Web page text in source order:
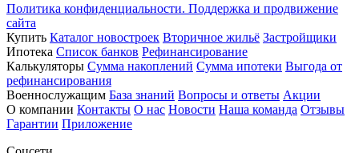
Политика конфиденциальности. Поддержка и продвижение
сайта
Купить Каталог новостроек Вторичное жильё Застройщики
Ипотека Список банков Рефинансирование
Калькуляторы Сумма накоплений Сумма ипотеки Выгода от
рефинансирования
Военнослужащим База знаний Вопросы и ответы Акции
О компании Контакты О нас Новости Наша команда Отзывы
Гарантии Приложение